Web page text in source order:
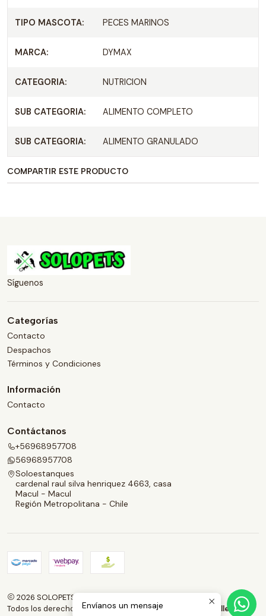
TIPO MASCOTA: PECES MARINOS
MARCA: DYMAX
CATEGORIA: NUTRICION
SUB CATEGORIA: ALIMENTO COMPLETO
SUB CATEGORIA: ALIMENTO GRANULADO
COMPARTIR ESTE PRODUCTO
Síguenos
Categorías
Contacto
Despachos
Términos y Condiciones
Información
Contacto
Contáctanos
+56968957708
56968957708
Soloestanques
cardenal raul silva henriquez 4663, casa
Macul - Macul
Región Metropolitana - Chile
2026 SOLOPETS.CL.
Todos los derechos reservados.Desarrollado por Jumpseller
Envíanos un mensaje